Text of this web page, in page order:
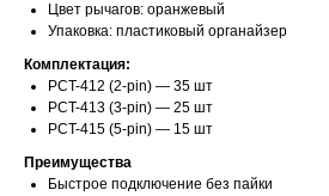
Цвет рычагов: оранжевый
Упаковка: пластиковый органайзер
Комплектация:
PCT-412 (2-pin) — 35 шт
PCT-413 (3-pin) — 25 шт
PCT-415 (5-pin) — 15 шт
Преимущества
Быстрое подключение без пайки